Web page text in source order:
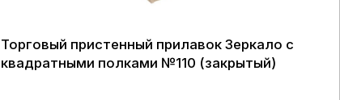
Торговый пристенный прилавок Зеркало с
квадратными полками №110 (закрытый)